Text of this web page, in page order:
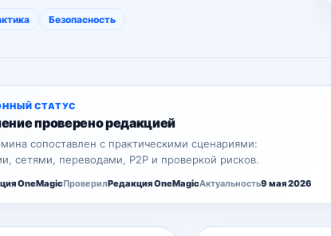
Безопасность
СТАТУС
проверено редакцией
сопоставлен с практическими сценариями:
сетями, переводами, P2P и проверкой рисков.
OneMagicПроверилРедакция OneMagicАктуальность9 мая 2026